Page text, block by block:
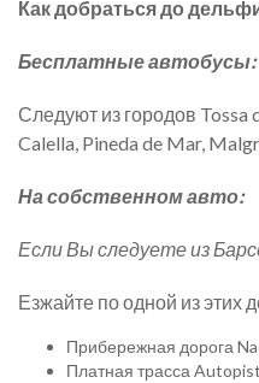
Как добраться до
Бесплатные автобусы:
Следуют из городов Tossa
Calella, Pineda de Mar,
На собственном авто:
Если Вы следуете из
Езжайте по одной из этих
Прибережная дорога
Платная трасса